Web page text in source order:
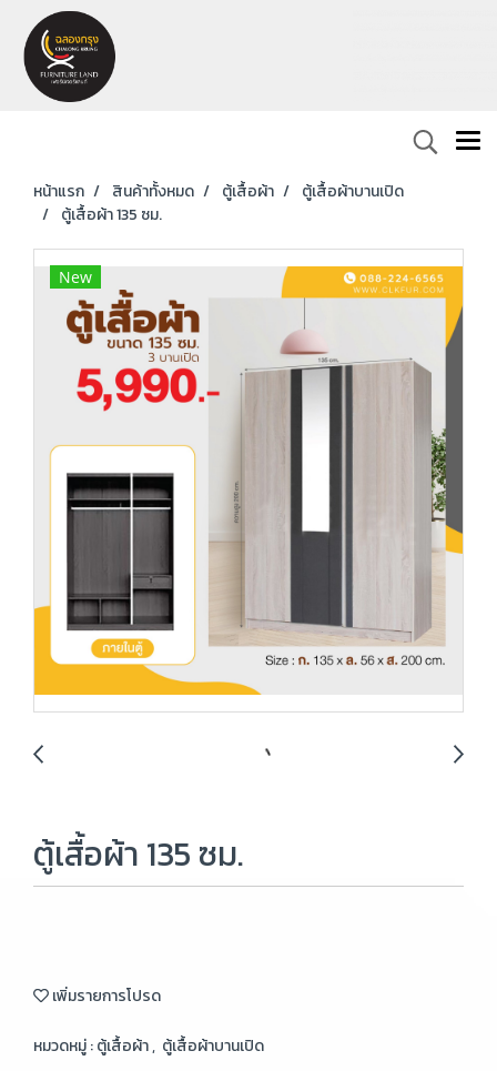
หน้าแรก สินค้าทั้งหมด ตู้เสื้อผ้า
ตู้เสื้อผ้าบานเปิด
ตู้เสื้อผ้า 135 ซม.
New
ตู้เสื้อผ้า 135 ซม.
เพิ่มรายการโปรด
หมวดหมู่ :ตู้เสื้อผ้า, ตู้เสื้อผ้าบานเปิด